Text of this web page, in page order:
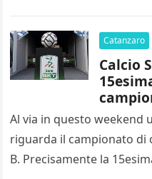
Catanzaro
Calcio
Al via in questo weekend
riguarda il campionato di
B. Precisamente la